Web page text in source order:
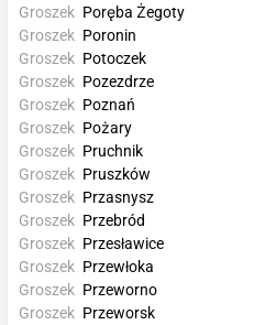
Groszek Poręba Żegoty
Groszek Poronin
Groszek Potoczek
Groszek Pozezdrze
Groszek Poznań
Groszek Pożary
Groszek Pruchnik
Groszek Pruszków
Groszek Przasnysz
Groszek Przebród
Groszek Przesławice
Groszek Przewłoka
Groszek Przeworno
Groszek Przeworsk